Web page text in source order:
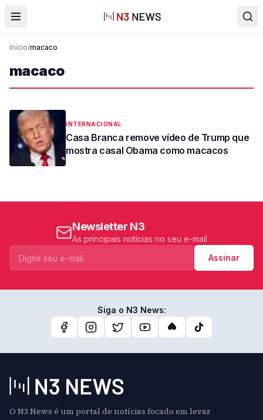
Início/macaco
macaco
INTERNACIONAL
Casa Branca remove vídeo de Trump que
mostra casal Obama como macacos
Newsletter N3
As principais notícias no seu e-mail
Assinar
Siga o N3 News:
O N3 News é um portal de notícias focado em levar